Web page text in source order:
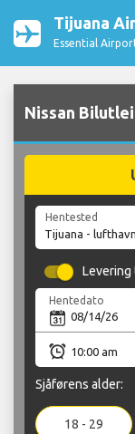
Tijuana
Essential
Nissan
Hentested
Levering
Hentedato
Sjåførens alder:
18 - 29